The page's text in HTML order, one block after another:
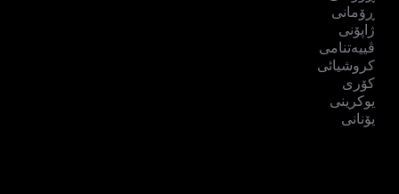
ڕۆمانی
ژاپۆنی
ڤییەتنامی
کروشیائی
کۆری
یوکرینی
یۆنانی